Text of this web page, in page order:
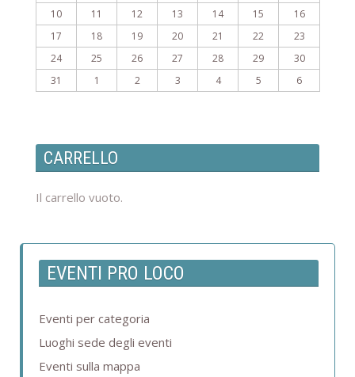
10
11 12 13 14 15
16
17
18 19 20 21 22
23
24
25 26 27 28 29
30
31
1 2 3 4 5 6
CARRELLO
Il carrello vuoto.
EVENTI PRO LOCO
Eventi per categoria
Luoghi sede degli eventi
Eventi sulla mappa